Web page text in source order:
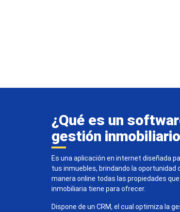
¿Qué es un
gestión
Es una aplicación en internet diseñada
tus inmuebles, brindando la oportunidad
manera online todas las propiedades
inmobiliaria tiene para ofrecer.
Dispone de un CRM, el cual optimiza la